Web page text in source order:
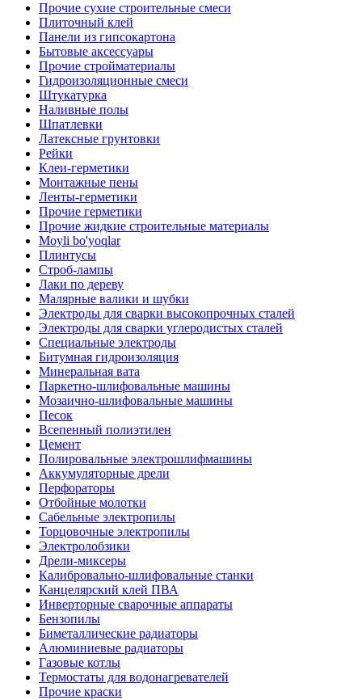
Прочие сухие строительные смеси
Плиточный клей
Панели из гипсокартона
Бытовые аксессуары
Прочие стройматериалы
Гидроизоляционные смеси
Штукатурка
Наливные полы
Шпатлевки
Латексные грунтовки
Рейки
Клеи-герметики
Монтажные пены
Ленты-герметики
Прочие герметики
Прочие жидкие строительные материалы
Moyli bo'yoqlar
Плинтусы
Строб-лампы
Лаки по дереву
Малярные валики и шубки
Электроды для сварки высокопрочных сталей
Электроды для сварки углеродистых сталей
Специальные электроды
Битумная гидроизоляция
Минеральная вата
Паркетно-шлифовальные машины
Мозаично-шлифовальные машины
Песок
Всепенный полиэтилен
Цемент
Полировальные электрошлифмашины
Аккумуляторные дрели
Перфораторы
Отбойные молотки
Сабельные электропилы
Торцовочные электропилы
Электролобзики
Дрели-миксеры
Калибровально-шлифовальные станки
Канцелярский клей ПВА
Инверторные сварочные аппараты
Бензопилы
Биметаллические радиаторы
Алюминиевые радиаторы
Газовые котлы
Термостаты для водонагревателей
Прочие краски